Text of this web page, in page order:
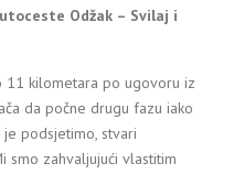
Odžak – Svilaj i
11 kilometara po ugovoru iz
da počne drugu fazu iako
podsjetimo, stvari
smo zahvaljujući vlastitim